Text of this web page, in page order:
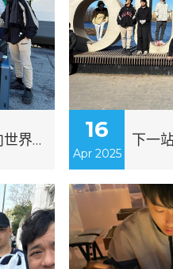
下一站芬蘭@向世界出發_交流團 16
Apr 2025